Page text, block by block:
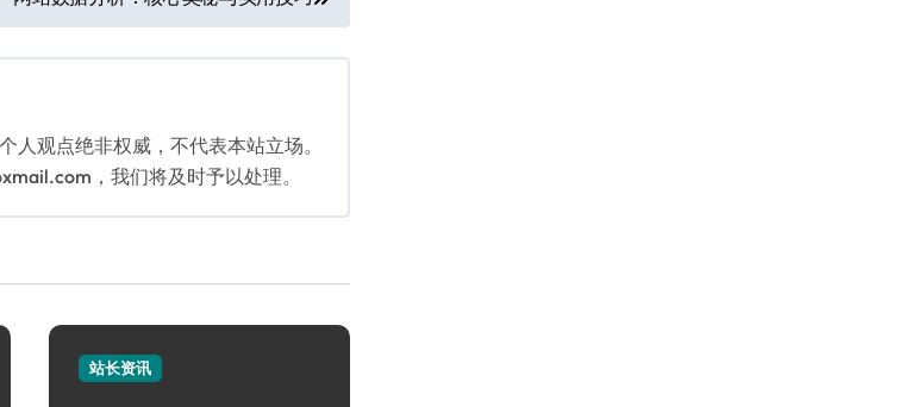
人观点绝非权威，不代表本站立场。
，我们将及时予以处理。
站长资讯